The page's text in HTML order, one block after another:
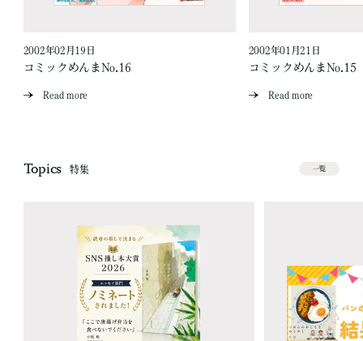
2002年02月19日
コミックめんまNo.16
Read more
2002年01月21日
コミックめんまNo.15
Read more
Topics 特集 一覧